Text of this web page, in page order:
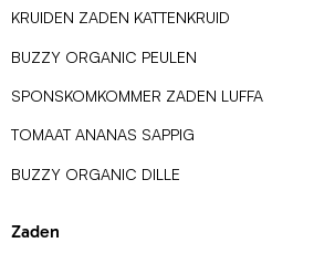
KRUIDEN ZADEN KATTENKRUID
BUZZY ORGANIC PEULEN
SPONSKOMKOMMER ZADEN LUFFA
TOMAAT ANANAS SAPPIG
BUZZY ORGANIC DILLE
Zaden